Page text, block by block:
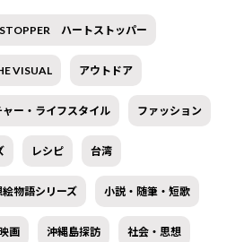
ハートストッパー
VISUAL アウトドア
ャー・ライフスタイル ファッション
レシピ 台湾
絵物語シリーズ 小説・随筆・短歌
画 沖縄島探訪 社会・思想